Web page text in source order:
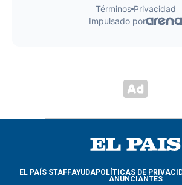
EL PAÍS STAFFAYUDAPOLÍTICAS DE
ANUNCIANTES